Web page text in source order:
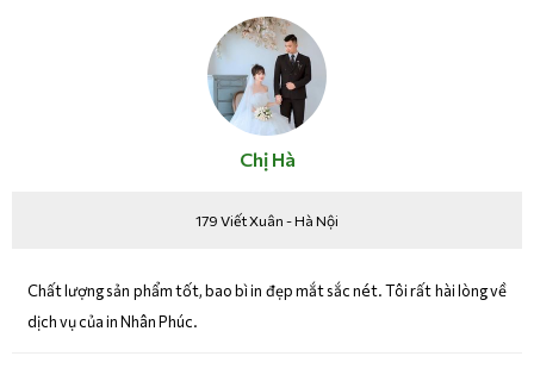
Chị Hà
179 Viết Xuân - Hà Nội
Chất lượng sản phẩm tốt, bao bì in đẹp mắt sắc nét. Tôi rất hài lòng về
dịch vụ của in Nhân Phúc.